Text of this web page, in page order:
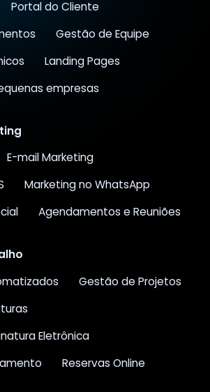
Portal do Cliente
Gestão de Equipe
Landing Pages
empresas
E-mail Marketing
Marketing no WhatsApp
Agendamentos e Reuniões
Gestão de Projetos
Eletrônica
Reservas Online